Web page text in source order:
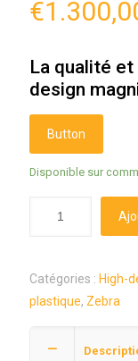
€
La qualité
design
Button
Disponible sur
Catégories : High-
plastique, Zebra